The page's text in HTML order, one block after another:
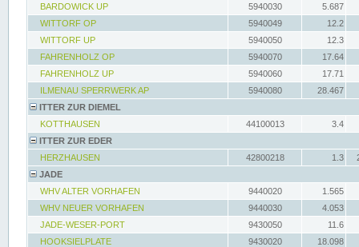
BARDOWICK UP
5940030
5.687
WITTORF OP
5940049
12.2
WITTORF UP
5940050
12.3
FAHRENHOLZ OP
5940070
17.64
FAHRENHOLZ UP
5940060
17.71
ILMENAU SPERRWERK AP
5940080
28.467
ITTER ZUR DIEMEL
KOTTHAUSEN
44100013
3.4
ITTER ZUR EDER
HERZHAUSEN
42800218 1.3
JADE
WHV ALTER VORHAFEN
9440020
1.565
WHV NEUER VORHAFEN
9440030
4.053
JADE-WESER-PORT
9430050
11.6
HOOKSIELPLATE
9430020
18.098